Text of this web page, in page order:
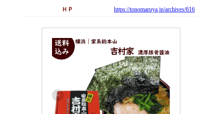
ＨＰ
https://tonomaruya.jp/archives/616